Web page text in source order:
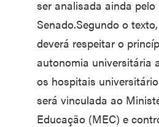
ser analisada ainda pelo
Senado.Segundo o
deverá respeitar o
autonomia universitária
os hospitais
será vinculada ao
Educação (MEC) e